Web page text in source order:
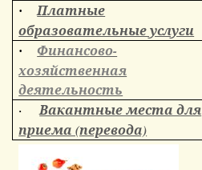
·
Платные
образовательные услуги
·
Финансово-
хозяйственная
деятельность
·
Вакантные места для
приема (перевода)